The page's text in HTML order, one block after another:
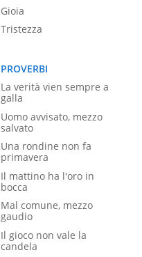
Gioia
Tristezza
PROVERBI
La verità vien sempre a
galla
Uomo avvisato, mezzo
salvato
Una rondine non fa
primavera
Il mattino ha l'oro in
bocca
Mal comune, mezzo
gaudio
Il gioco non vale la
candela